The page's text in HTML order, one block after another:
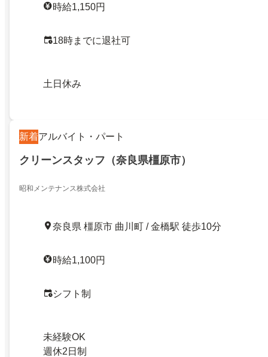
時給1,150円
18時までに退社可
土日休み
新着アルバイト・パート
クリーンスタッフ（奈良県橿原市）
昭和メンテナンス株式会社
奈良県 橿原市 曲川町 / 金橋駅 徒歩10分
時給1,100円
シフト制
未経験OK
週休2日制